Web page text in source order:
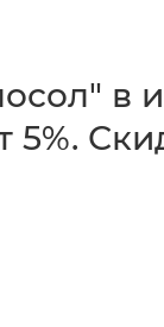
в
5%.